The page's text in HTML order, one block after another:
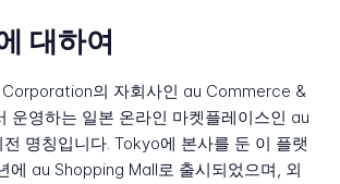
대하여
Corporation의 자회사인 au Commerce &
운영하는 일본 온라인 마켓플레이스인 au
명칭입니다. Tokyo에 본사를 둔 이 플랫
에 au Shopping Mall로 출시되었으며, 외